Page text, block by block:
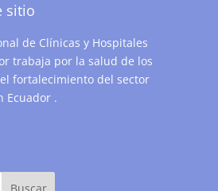
sitio
de Clínicas y Hospitales
trabaja por la salud de los
fortalecimiento del sector
Ecuador .